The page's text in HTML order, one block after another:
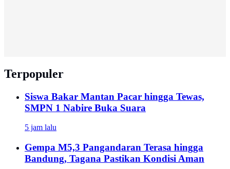
Terpopuler
Siswa Bakar Mantan Pacar hingga Tewas,
SMPN 1 Nabire Buka Suara
5 jam lalu
Gempa M5,3 Pangandaran Terasa hingga
Bandung, Tagana Pastikan Kondisi Aman